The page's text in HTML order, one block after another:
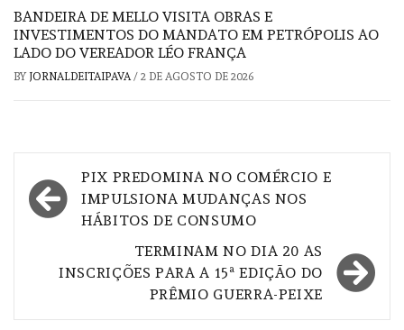
BANDEIRA DE MELLO VISITA OBRAS E
INVESTIMENTOS DO MANDATO EM PETRÓPOLIS AO
LADO DO VEREADOR LÉO FRANÇA
BY JORNALDEITAIPAVA/ 2 DE AGOSTO DE 2026
Navegação
de
PIX PREDOMINA NO COMÉRCIO E
IMPULSIONA MUDANÇAS NOS
HÁBITOS DE CONSUMO
TERMINAM NO DIA 20 AS
INSCRIÇÕES PARA A 15ª EDIÇÃO DO
PRÊMIO GUERRA-PEIXE